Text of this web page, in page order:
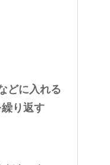
どに入れる
り返す